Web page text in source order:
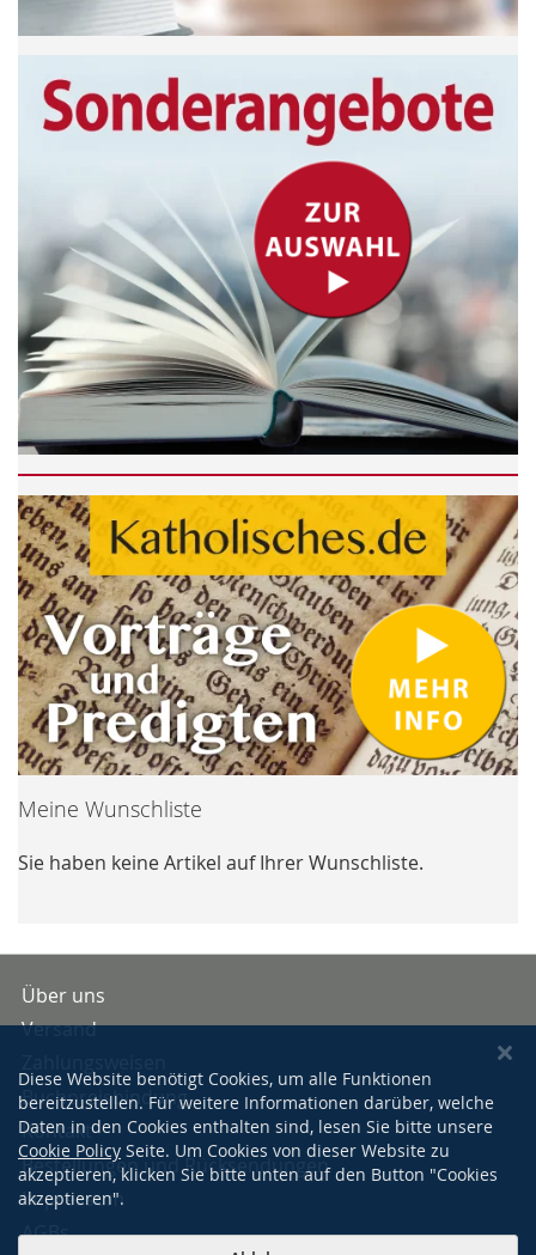
Meine Wunschliste
Sie haben keine Artikel auf Ihrer Wunschliste.
Über uns
Versand
Buchpreisbindung
Kontakt
Bestellungen und Rücksendungen
Impressum
AGBs
Diese Website benötigt Cookies, um alle Funktionen
bereitzustellen. Für weitere Informationen darüber, welche
Daten in den Cookies enthalten sind, lesen Sie bitte unsere
Cookie Policy Seite. Um Cookies von dieser Website zu
akzeptieren, klicken Sie bitte unten auf den Button "Cookies
akzeptieren".